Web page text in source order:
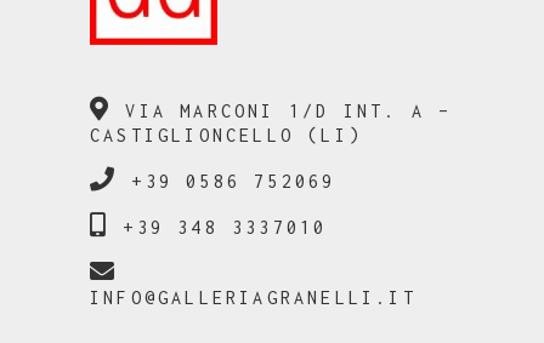
VIA MARCONI 1/D INT. A –
CASTIGLIONCELLO (LI)
+39 0586 752069
+39 348 3337010
INFO@GALLERIAGRANELLI.IT